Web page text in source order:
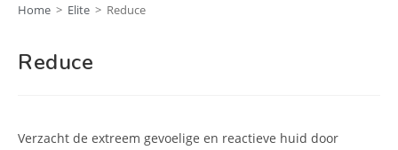
Home > Elite > Reduce
Reduce
Verzacht de extreem gevoelige en reactieve huid door